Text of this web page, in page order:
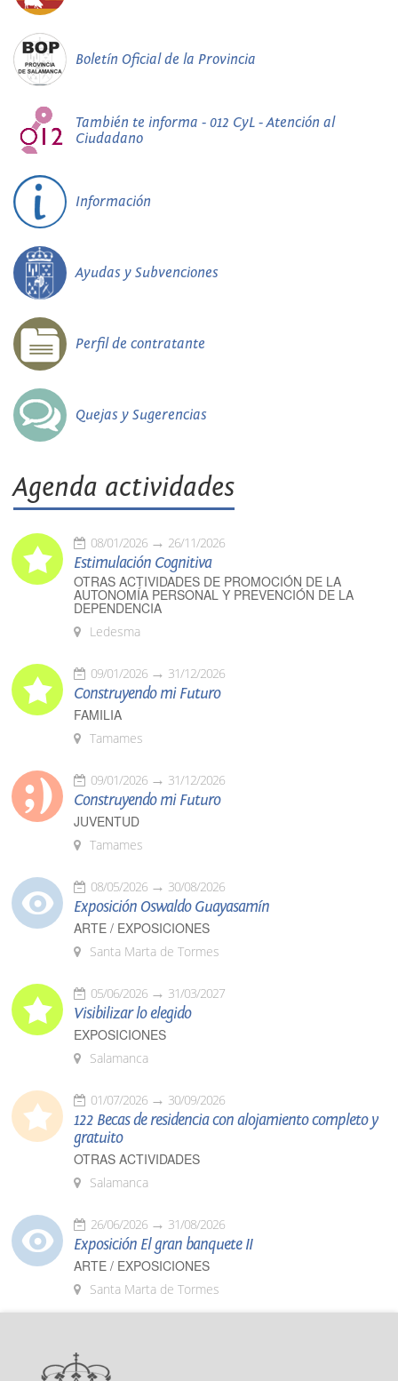
Boletín Oficial de la Provincia
También te informa - 012 CyL - Atención al
Ciudadano
Información
Ayudas y Subvenciones
Perfil de contratante
Quejas y Sugerencias
Agenda actividades
08/01/2026 26/11/2026
Estimulación Cognitiva
OTRAS ACTIVIDADES DE PROMOCIÓN DE LA
AUTONOMÍA PERSONAL Y PREVENCIÓN DE LA
DEPENDENCIA
Ledesma
09/01/2026 31/12/2026
Construyendo mi Futuro
FAMILIA
Tamames
09/01/2026 31/12/2026
Construyendo mi Futuro
JUVENTUD
Tamames
08/05/2026 30/08/2026
Exposición Oswaldo Guayasamín
ARTE / EXPOSICIONES
Santa Marta de Tormes
05/06/2026 31/03/2027
Visibilizar lo elegido
EXPOSICIONES
Salamanca
01/07/2026 30/09/2026
122 Becas de residencia con alojamiento completo y
gratuito
OTRAS ACTIVIDADES
Salamanca
26/06/2026 31/08/2026
Exposición El gran banquete II
ARTE / EXPOSICIONES
Santa Marta de Tormes